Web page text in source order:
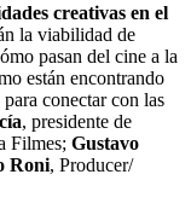
creativas en el
la viabilidad de
pasan del cine a la
están encontrando
conectar con las
, presidente de
Filmes; Gustavo
Roni, Producer/